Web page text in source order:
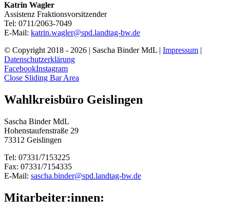
Katrin Wagler
Assistenz Fraktionsvorsitzender
Tel: 0711/2063-7049
E-Mail: katrin.wagler@spd.landtag-bw.de
© Copyright 2018 - 2026 | Sascha Binder MdL | Impressum |
Datenschutzerklärung
FacebookInstagram
Close Sliding Bar Area
Wahlkreisbüro Geislingen
Sascha Binder MdL
Hohenstaufenstraße 29
73312 Geislingen
Tel: 07331/7153225
Fax: 07331/7154335
E-Mail: sascha.binder@spd.landtag-bw.de
Mitarbeiter:innen: